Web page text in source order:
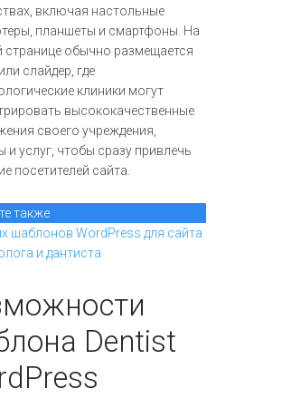
включая настольные
планшеты и смартфоны. На
странице обычно размещается
слайдер, где
клиники могут
высококачественные
своего учреждения,
и услуг, чтобы сразу привлечь
посетителей сайта.
также
шаблонов WordPress для сайта
и дантиста
Dentist